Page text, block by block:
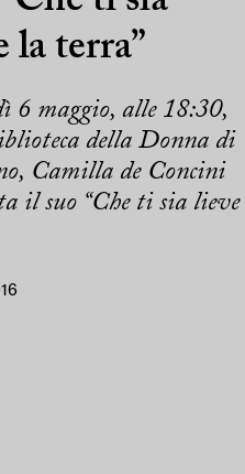
la terra”
6 maggio, alle 18:30,
della Donna di
Camilla de Concini
il suo “Che ti sia lieve